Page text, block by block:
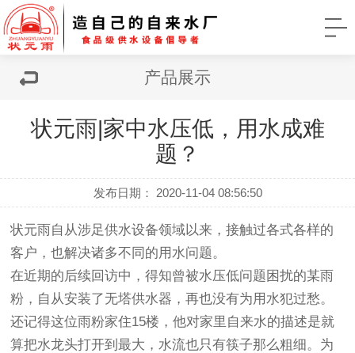
产品展示
状元雨|家中水压低，用水成难
题？
发布日期： 2020-11-04 08:56:50
状元雨自从涉足供水设备领域以来，接触过各式各样的
客户，也解决诸多不同的用水问题。
在近期的后续回访中，得知曾被水压低问题困扰的某雨
粉，自从安装了无塔供水器，再也没有为用水犯过愁。
还记得这位雨粉家住15楼，他对家里自来水的描述是就
算把水龙头打开到最大，水流也只有筷子那么粗细。为